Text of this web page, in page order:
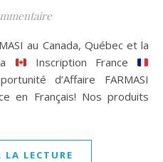
Inscription France
d’Affaire FARMASI
en Français! Nos produits
LA LECTURE